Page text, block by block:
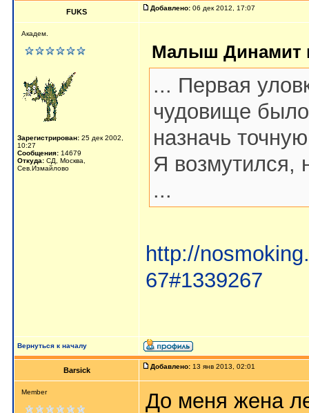
FUKS Добавлено: 06 дек 2012, 17:07
Академ.
Зарегистрирован: 25 дек 2002,
10:27
Сообщения: 14679
Откуда: СД, Москва,
Сев.Измайлово
Малыш Динамит
... Первая
чудовище было
назначь
Я возмутился,
...
http://
67#1339267
Вернуться к началу
Barsick Добавлено: 13 янв 2013, 02:01
Member
До меня жена